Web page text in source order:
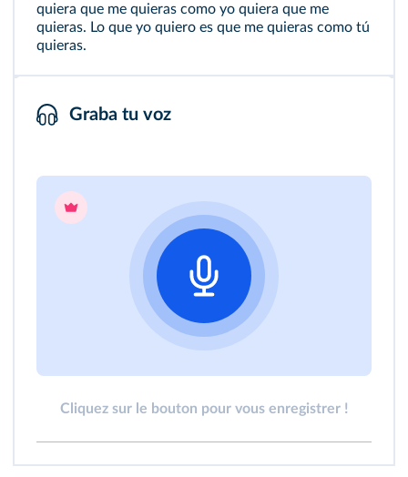
quiera que me quieras como yo quiera que me
quieras. Lo que yo quiero es que me quieras como tú
quieras.
Graba tu voz
Cliquez sur le bouton pour vous enregistrer !